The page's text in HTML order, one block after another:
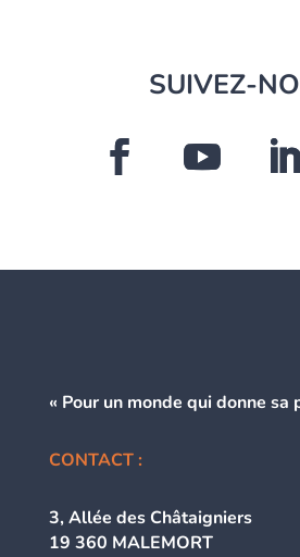
SUIVEZ-
« Pour un monde qui donne sa
CONTACT :
3, Allée des Châtaigniers
19 360 MALEMORT